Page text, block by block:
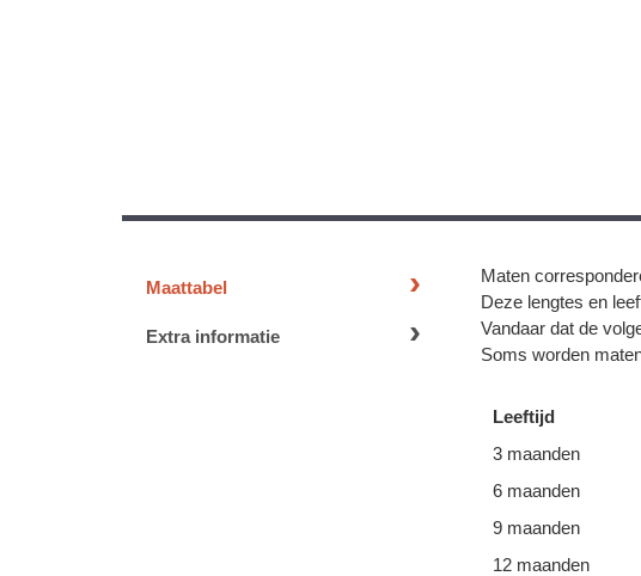
Maattabel
Extra informatie
Maten
Deze lengtes en
Vandaar dat de
Soms worden
Leeftijd
3 maanden
6 maanden
9 maanden
12 maanden